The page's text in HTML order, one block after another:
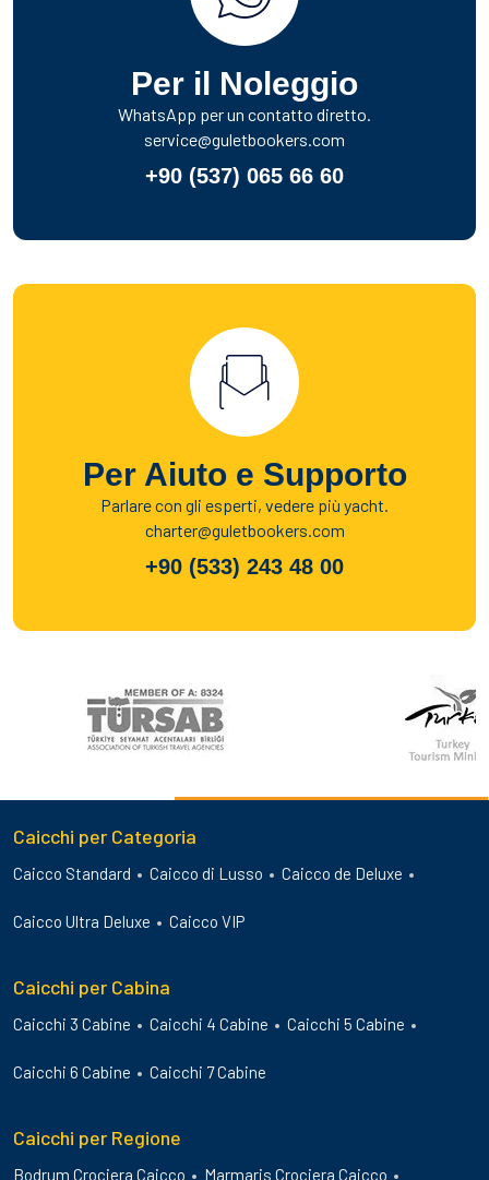
Per il Noleggio
WhatsApp per un contatto diretto.
service@guletbookers.com
+90 (537) 065 66 60
Per Aiuto e Supporto
Parlare con gli esperti, vedere più yacht.
charter@guletbookers.com
+90 (533) 243 48 00
Caicchi per Categoria
Caicco Standard Caicco di Lusso Caicco de Deluxe
Caicco Ultra Deluxe Caicco VIP
Caicchi per Cabina
Caicchi 3 Cabine Caicchi 4 Cabine Caicchi 5 Cabine
Caicchi 6 Cabine Caicchi 7 Cabine
Caicchi per Regione
Bodrum Crociera Caicco Marmaris Crociera Caicco